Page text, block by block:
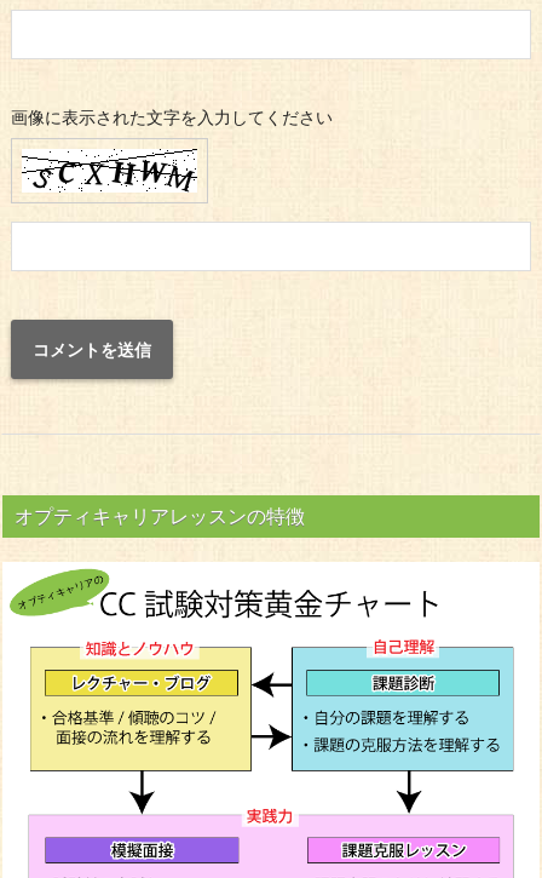
画像に表示された文字を入力してください
オプティキャリアレッスンの特徴